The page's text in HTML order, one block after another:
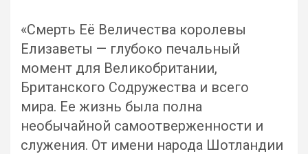
«Смерть Её Величества королевы
Елизаветы — глубоко печальный
момент для Великобритании,
Британского Содружества и всего
мира. Ее жизнь была полна
необычайной самоотверженности и
служения. От имени народа Шотландии